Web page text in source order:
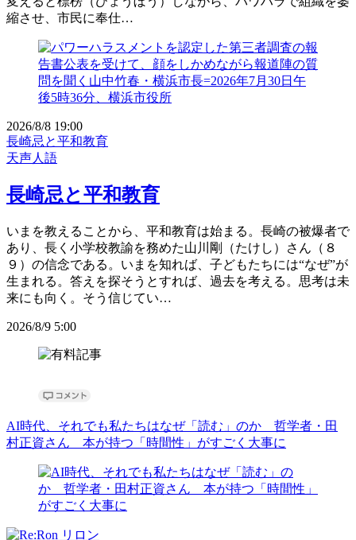
縮させ、市民に奉仕…
2026/8/8 19:00
長崎忌と平和教育
天声人語
長崎忌と平和教育
いまを教えることから、平和教育は始まる。長崎の被爆者で
あり、長く小学校教諭を務めた山川剛（たけし）さん（８
９）の信念である。いまを知れば、子どもたちには“なぜ”が
生まれる。答えを探そうとすれば、過去を考える。思考は未
来にも向く。そう信じてい…
2026/8/9 5:00
AI時代、それでも私たちはなぜ「読む」のか 哲学者・田
村正資さん 本が持つ「時間性」がすごく大事に